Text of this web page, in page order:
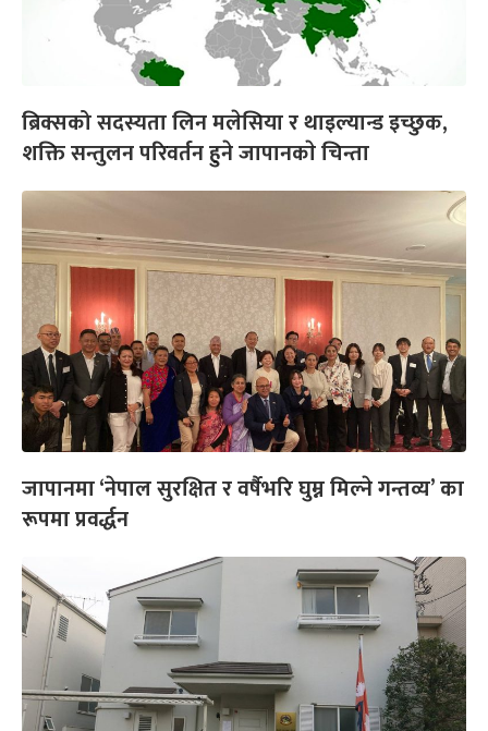
ब्रिक्सको सदस्यता लिन मलेसिया र थाइल्यान्ड इच्छुक,
शक्ति सन्तुलन परिवर्तन हुने जापानकाे चिन्ता
जापानमा ‘नेपाल सुरक्षित र वर्षैभरि घुम्न मिल्ने गन्तव्य’ का
रूपमा प्रवर्द्धन